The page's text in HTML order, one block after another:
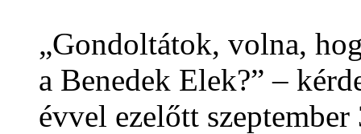
„Gondoltátok, volna,
a Benedek Elek?” –
évvel ezelőtt szeptember